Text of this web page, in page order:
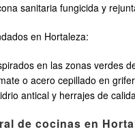
sanitaria fungicida y
en Hortaleza:
en las zonas verdes
o acero cepillado en
antical y herrajes de
de cocinas en